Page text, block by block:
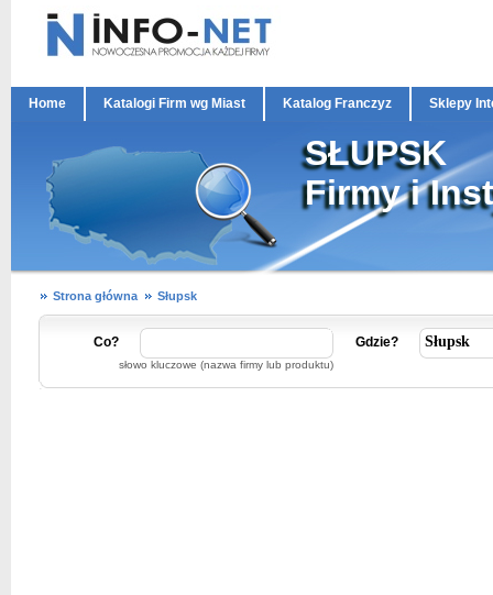
Home Katalogi Firm wg Miast Katalog Franczyz Sklepy
SŁUPSK
Firmy i
Strona główna Słupsk
Co?
słowo kluczowe (nazwa firmy lub produktu)
Gdzie?